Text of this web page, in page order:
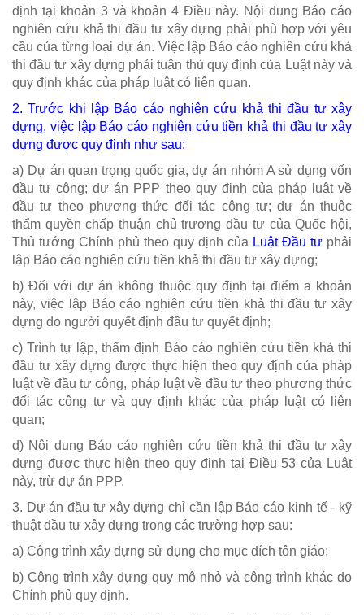
định tại khoản 3 và khoản 4 Điều này. Nội dung Báo cáo
nghiên cứu khả thi đầu tư xây dựng phải phù hợp với yêu
cầu của từng loại dự án. Việc lập Báo cáo nghiên cứu khả
thi đầu tư xây dựng phải tuân thủ quy định của Luật này và
quy định khác của pháp luật có liên quan.
2. Trước khi lập Báo cáo nghiên cứu khả thi đầu tư xây
dựng, việc lập Báo cáo nghiên cứu tiền khả thi đầu tư xây
dựng được quy định như sau:
a) Dự án quan trọng quốc gia, dự án nhóm A sử dụng vốn
đầu tư công; dự án PPP theo quy định của pháp luật về
đầu tư theo phương thức đối tác công tư; dự án thuộc
thẩm quyền chấp thuận chủ trương đầu tư của Quốc hội,
Thủ tướng Chính phủ theo quy định của Luật Đầu tư phải
lập Báo cáo nghiên cứu tiền khả thi đầu tư xây dựng;
b) Đối với dự án không thuộc quy định tại điểm a khoản
này, việc lập Báo cáo nghiên cứu tiền khả thi đầu tư xây
dựng do người quyết định đầu tư quyết định;
c) Trình tự lập, thẩm định Báo cáo nghiên cứu tiền khả thi
đầu tư xây dựng được thực hiện theo quy định của pháp
luật về đầu tư công, pháp luật về đầu tư theo phương thức
đối tác công tư và quy định khác của pháp luật có liên
quan;
d) Nội dung Báo cáo nghiên cứu tiền khả thi đầu tư xây
dựng được thực hiện theo quy định tại Điều 53 của Luật
này, trừ dự án PPP.
3. Dự án đầu tư xây dựng chỉ cần lập Báo cáo kinh tế - kỹ
thuật đầu tư xây dựng trong các trường hợp sau:
a) Công trình xây dựng sử dụng cho mục đích tôn giáo;
b) Công trình xây dựng quy mô nhỏ và công trình khác do
Chính phủ quy định.